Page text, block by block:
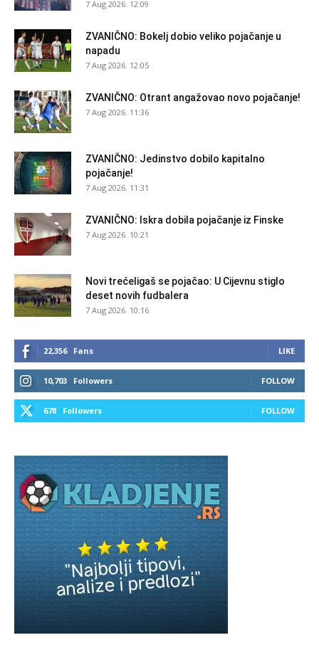
7 Aug 2026. 12:09
ZVANIČNO: Bokelj dobio veliko pojačanje u
napadu
7 Aug 2026. 12:05
ZVANIČNO: Otrant angažovao novo pojačanje!
7 Aug 2026. 11:36
ZVANIČNO: Jedinstvo dobilo kapitalno
pojačanje!
7 Aug 2026. 11:31
ZVANIČNO: Iskra dobila pojačanje iz Finske
7 Aug 2026. 10:21
Novi trećeligaš se pojačao: U Cijevnu stiglo
deset novih fudbalera
7 Aug 2026. 10:16
22,356 Fans LIKE
10,703 Followers FOLLOW
678 Followers FOLLOW